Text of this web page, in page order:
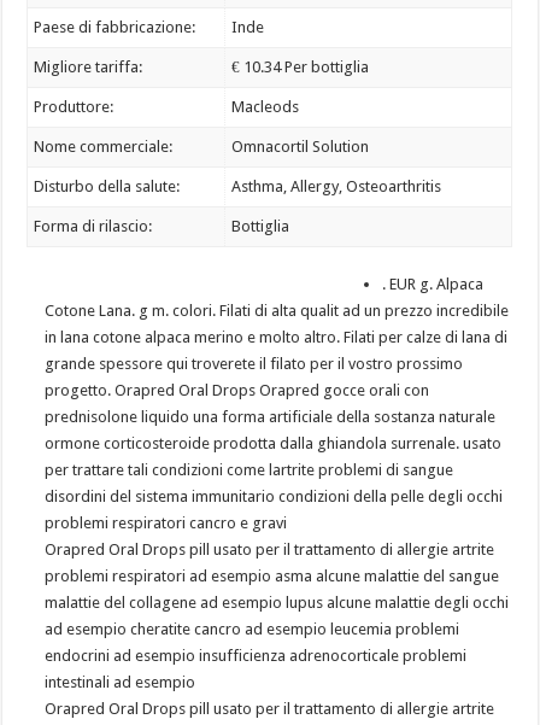
Paese di fabbricazione: Inde
Migliore tariffa: € 10.34 Per bottiglia
Produttore: Macleods
Nome commerciale: Omnacortil Solution
Disturbo della salute: Asthma, Allergy, Osteoarthritis
Forma di rilascio: Bottiglia
. EUR g. Alpaca
Cotone Lana. g m. colori. Filati di alta qualit ad un prezzo incredibile
in lana cotone alpaca merino e molto altro. Filati per calze di lana di
grande spessore qui troverete il filato per il vostro prossimo
progetto. Orapred Oral Drops Orapred gocce orali con
prednisolone liquido una forma artificiale della sostanza naturale
ormone corticosteroide prodotta dalla ghiandola surrenale. usato
per trattare tali condizioni come lartrite problemi di sangue
disordini del sistema immunitario condizioni della pelle degli occhi
problemi respiratori cancro e gravi
Orapred Oral Drops pill usato per il trattamento di allergie artrite
problemi respiratori ad esempio asma alcune malattie del sangue
malattie del collagene ad esempio lupus alcune malattie degli occhi
ad esempio cheratite cancro ad esempio leucemia problemi
endocrini ad esempio insufficienza adrenocorticale problemi
intestinali ad esempio
Orapred Oral Drops pill usato per il trattamento di allergie artrite